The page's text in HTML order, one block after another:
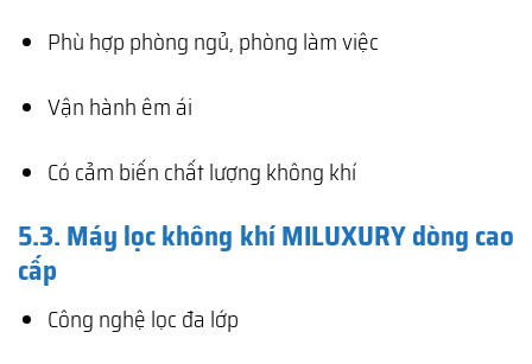
Phù hợp phòng ngủ, phòng làm việc
Vận hành êm ái
Có cảm biến chất lượng không khí
5.3. Máy lọc không khí MILUXURY dòng cao
cấp
Công nghệ lọc đa lớp